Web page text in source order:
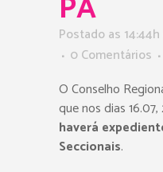
Postado as 14:44h
0 Comentários
O Conselho
que nos dias
haverá
Seccionais.